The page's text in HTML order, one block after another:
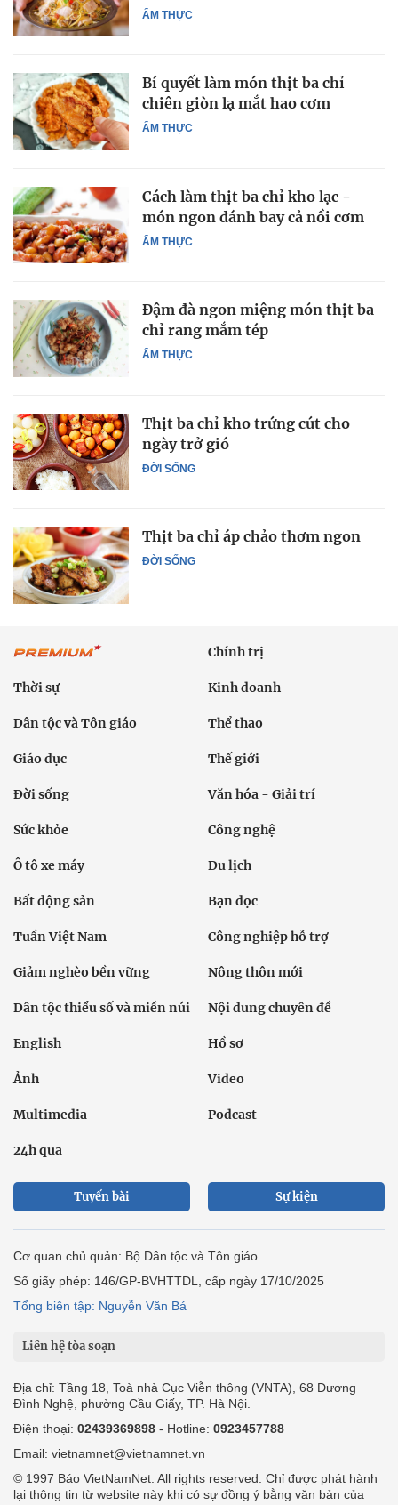
ẨM THỰC
ẨM THỰC
Bí quyết làm món thịt ba chỉ
chiên giòn lạ mắt hao cơm
ẨM THỰC
Cách làm thịt ba chỉ kho lạc -
món ngon đánh bay cả nồi cơm
ẨM THỰC
Đậm đà ngon miệng món thịt ba
chỉ rang mắm tép
ĐỜI SỐNG
Thịt ba chỉ kho trứng cút cho
ngày trở gió
ĐỜI SỐNG
Thịt ba chỉ áp chảo thơm ngon
Chính trị
Thời sự Kinh doanh
Dân tộc và Tôn giáo Thể thao
Giáo dục Thế giới
Đời sống Văn hóa - Giải trí
Sức khỏe Công nghệ
Ô tô xe máy Du lịch
Bất động sản Bạn đọc
Tuần Việt Nam Công nghiệp hỗ trợ
Giảm nghèo bền vững Nông thôn mới
Dân tộc thiểu số và miền núi Nội dung chuyên đề
English Hồ sơ
Ảnh Video
Multimedia Podcast
24h qua
Tuyến bài Sự kiện
Cơ quan chủ quản: Bộ Dân tộc và Tôn giáo
Số giấy phép: 146/GP-BVHTTDL, cấp ngày 17/10/2025
Tổng biên tập: Nguyễn Văn Bá
Liên hệ tòa soạn
Địa chỉ: Tầng 18, Toà nhà Cục Viễn thông (VNTA), 68 Dương
Đình Nghệ, phường Cầu Giấy, TP. Hà Nội.
Điện thoại: 02439369898 - Hotline: 0923457788
Email: vietnamnet@vietnamnet.vn
© 1997 Báo VietNamNet. All rights reserved. Chỉ được phát hành
lại thông tin từ website này khi có sự đồng ý bằng văn bản của